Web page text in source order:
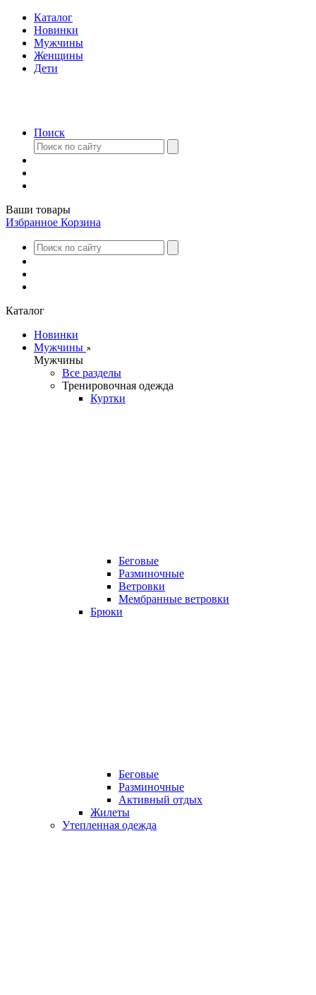
Каталог
Новинки
Мужчины
Женщины
Дети
Поиск
Ваши товары
Избранное Корзина
Каталог
Новинки
Мужчины
Мужчины
Все разделы
Тренировочная одежда
Куртки
Беговые
Разминочные
Ветровки
Мембранные ветровки
Брюки
Беговые
Разминочные
Активный отдых
Жилеты
Утепленная одежда